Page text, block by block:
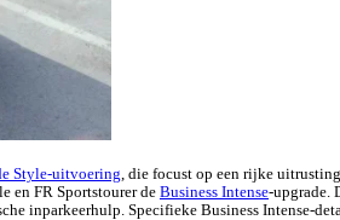
Style-uitvoering , die focust op een rijke
en FR Sportstourer de Business Intense-upgrade.
inparkeerhulp. Specifieke Business Intense-